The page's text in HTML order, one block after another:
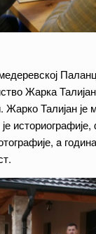
Жарка
Талијан је
a